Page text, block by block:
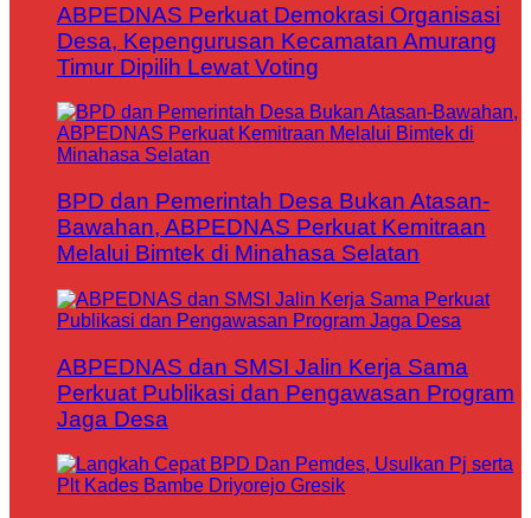
ABPEDNAS Perkuat Demokrasi Organisasi
Desa, Kepengurusan Kecamatan Amurang
Timur Dipilih Lewat Voting
BPD dan Pemerintah Desa Bukan Atasan-
Bawahan, ABPEDNAS Perkuat Kemitraan
Melalui Bimtek di Minahasa Selatan
ABPEDNAS dan SMSI Jalin Kerja Sama
Perkuat Publikasi dan Pengawasan Program
Jaga Desa